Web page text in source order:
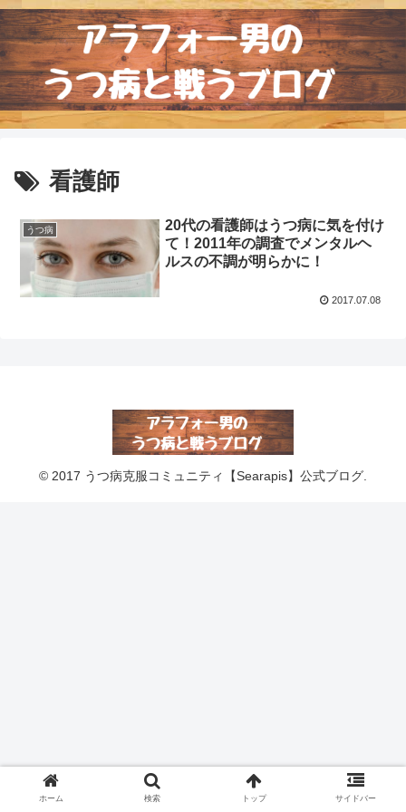
看護師
うつ病
20代の看護師はうつ病に気を付け
て！2011年の調査でメンタルヘ
ルスの不調が明らかに！
2017.07.08
© 2017 うつ病克服コミュニティ【Searapis】公式ブログ.
ホーム 検索 トップ サイドバー